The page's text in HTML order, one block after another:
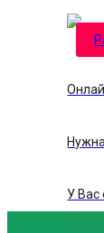
У Вас